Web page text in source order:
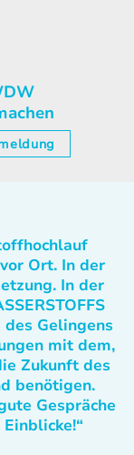
Ort. In der
In der
Gelingens
mit dem,
Zukunft des
benötigen.
Gespräche